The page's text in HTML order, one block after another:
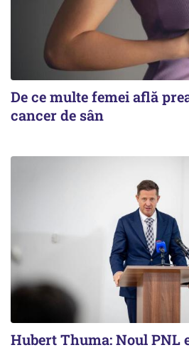
De ce multe femei află
cancer de sân
Hubert Thuma: Noul PNL